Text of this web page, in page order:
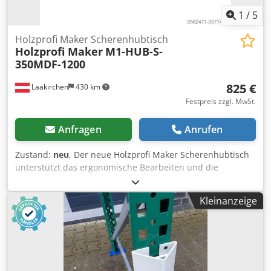
1 / 5
Laakirchen 430 km
Holzprofi Maker Scherenhubtisch
Holzprofi Maker M1-HUB-S-
350MDF-1200
825 €
Festpreis zzgl. MwSt.
Anfragen Anrufen
Zustand: neu, Der neue Holzprofi Maker Scherenhubtisch
unterstützt das ergonomische Bearbeiten und die
Handhabung von Werkstücken. Die vielfältige
Funktionalität erhöht langfristig die Produktivität und
optimiert Arbeitsabläufe in deiner Werkstatt. Schwere und
stabile Ausführung. Vorteile und Eigenschaften: - Der
Arbeitstisch zeichnet sich durch eine hohe Stabilität und
einfache Mobilität aus - Robuste Bauweise und trotzdem
mobil durch wendige Laufräder - Die robusten Laufräder
Kleinanzeige